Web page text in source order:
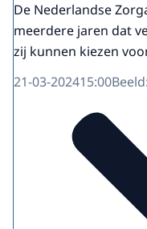
De Nederlandse
meerdere jaren dat
zij kunnen kiezen
21-03-202415:00